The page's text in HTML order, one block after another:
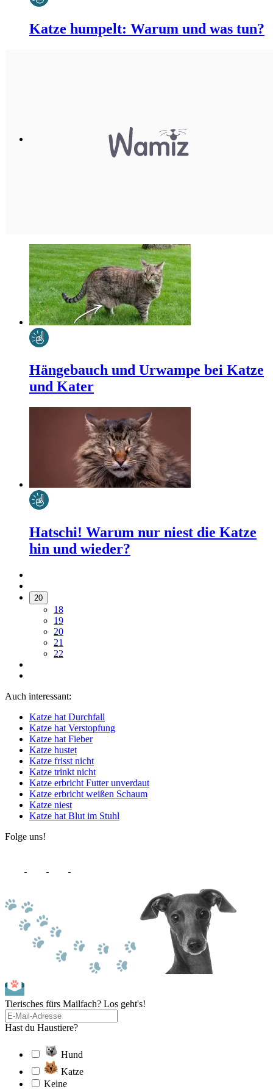
Katze humpelt: Warum und was tun?
Hängebauch und Urwampe bei Katze
und Kater
Hatschi! Warum nur niest die Katze
hin und wieder?
20
18
19
20
21
22
Auch interessant:
Katze hat Durchfall
Katze hat Verstopfung
Katze hat Fieber
Katze hustet
Katze frisst nicht
Katze trinkt nicht
Katze erbricht Futter unverdaut
Katze erbricht weißen Schaum
Katze niest
Katze hat Blut im Stuhl
Folge uns!
Tierisches fürs Mailfach? Los geht's!
Hast du Haustiere?
Hund
Katze
Keine